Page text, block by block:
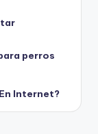
perros
Internet?